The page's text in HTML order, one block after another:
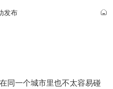
发布
同一个城市里也不太容易碰